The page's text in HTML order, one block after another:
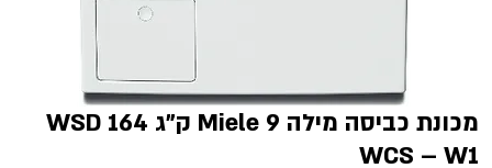
מכונת כביסה מילה Miele 9 ק"ג WSD 164
WCS – W1